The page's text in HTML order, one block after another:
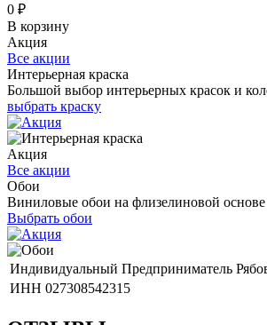
0 ₽
В корзину
Акция
Все акции
Интерьерная краска
Большой выбор интерьерных красок и
выбрать краску
Акция
Все акции
Обои
Виниловые обои на флизелиновой основе
Выбрать обои
Индивидуальный Предприниматель
ИНН 027308542315